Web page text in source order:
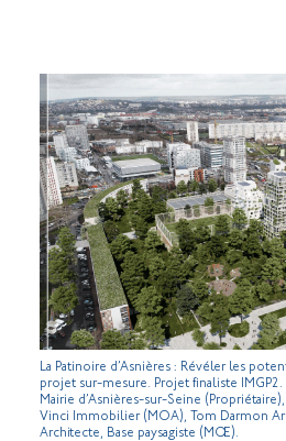
La Patinoire d’Asnières : Révéler les
projet sur-mesure. Projet finaliste IMGP2.
Mairie d’Asnières-sur-Seine
Vinci Immobilier (MOA), Tom Darmon
Architecte, Base paysagiste (MŒ).